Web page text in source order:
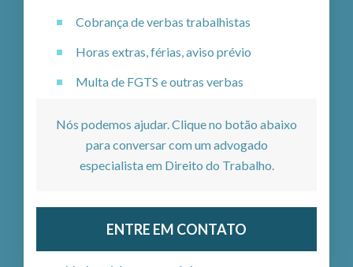
Cobrança de verbas trabalhistas
Horas extras, férias, aviso prévio
Multa de FGTS e outras verbas
Nós podemos ajudar. Clique no botão abaixo
para conversar com um advogado
especialista em Direito do Trabalho.
ENTRE EM CONTATO